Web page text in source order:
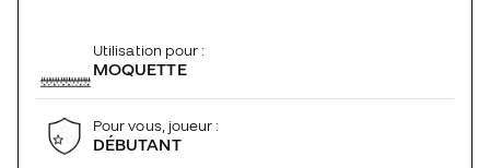
Utilisation pour :
MOQUETTE
Pour vous, joueur :
DÉBUTANT